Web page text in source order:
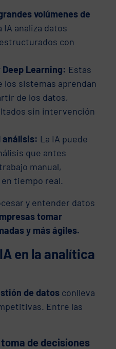
volúmenes de
IA analiza datos
con
Learning: Estas
los sistemas aprendan
de los datos,
sin intervención
análisis: La IA puede
que antes
manual,
tiempo real.
y entender datos
tomar
y más ágiles.
en la analítica
de datos conlleva
Entre las
de decisiones